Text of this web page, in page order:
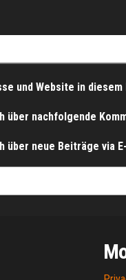
und Website in
über nachfolgende
über neue Beiträge via